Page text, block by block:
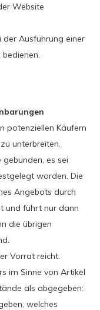
Website
der Ausführung einer
potenziellen Käufern
unterbreiten.
es sei
worden. Die
Angebots durch
und führt nur dann
die übrigen
Vorrat reicht.
im Sinne von Artikel
als abgegeben:
welches